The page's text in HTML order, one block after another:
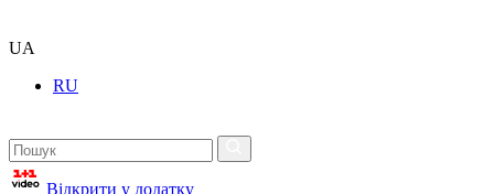
UA
RU
Відкрити у додатку